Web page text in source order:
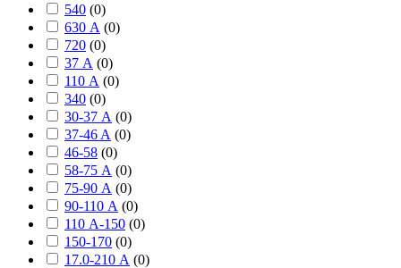
540 (0)
630 А (0)
720 (0)
37 А (0)
110 А (0)
340 (0)
30-37 А (0)
37-46 A (0)
46-58 (0)
58-75 А (0)
75-90 А (0)
90-110 А (0)
110 А-150 (0)
150-170 (0)
17.0-210 А (0)